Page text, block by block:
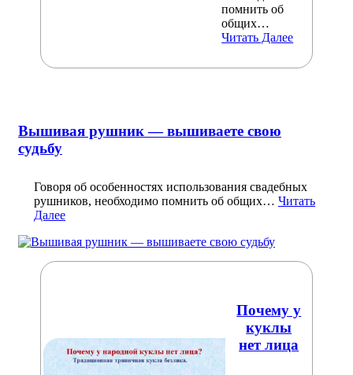
помнить об
общих…
Читать Далее
Вышивая рушник — вышиваете свою
судьбу
Говоря об особенностях использования свадебных
рушников, необходимо помнить об общих… Читать
Далее
Почему у
куклы
нет лица